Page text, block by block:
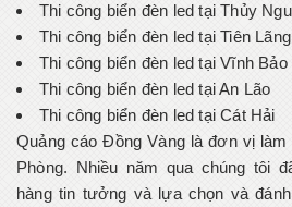
Thi công biển đèn led tại Thủy
Thi công biển đèn led tại Tiên Lãng
Thi công biển đèn led tại Vĩnh Bảo
Thi công biển đèn led tại An Lão
Thi công biển đèn led tại Cát Hải
Quảng cáo Đồng Vàng là đơn vị
Phòng. Nhiều năm qua chúng tôi
hàng tin tưởng và lựa chọn và